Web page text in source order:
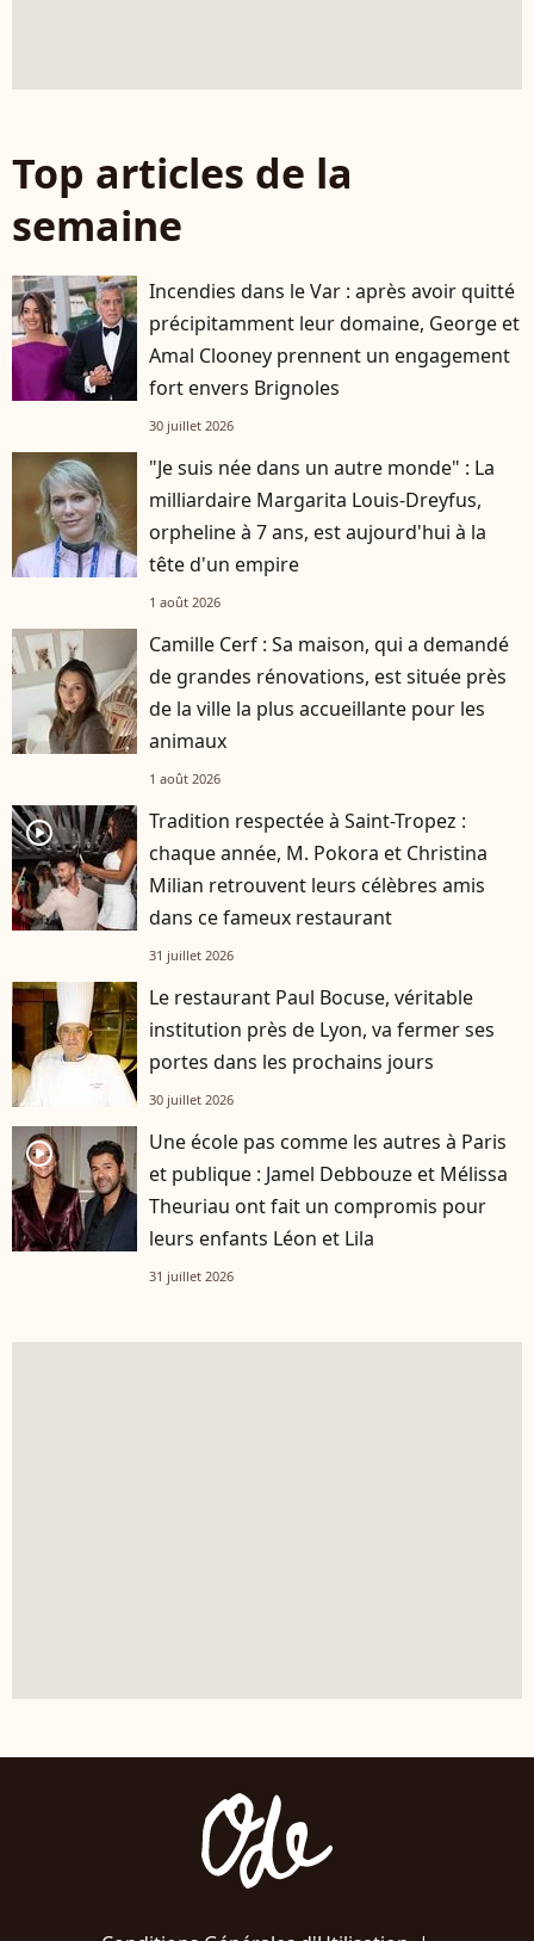
Top articles de la
semaine
Incendies dans le Var : après avoir quitté
précipitamment leur domaine, George et
Amal Clooney prennent un engagement
fort envers Brignoles
30 juillet 2026
"Je suis née dans un autre monde" : La
milliardaire Margarita Louis-Dreyfus,
orpheline à 7 ans, est aujourd'hui à la
tête d'un empire
1 août 2026
Camille Cerf : Sa maison, qui a demandé
de grandes rénovations, est située près
de la ville la plus accueillante pour les
animaux
1 août 2026
player2
Tradition respectée à Saint-Tropez :
chaque année, M. Pokora et Christina
Milian retrouvent leurs célèbres amis
dans ce fameux restaurant
31 juillet 2026
Le restaurant Paul Bocuse, véritable
institution près de Lyon, va fermer ses
portes dans les prochains jours
30 juillet 2026
player2
Une école pas comme les autres à Paris
et publique : Jamel Debbouze et Mélissa
Theuriau ont fait un compromis pour
leurs enfants Léon et Lila
31 juillet 2026